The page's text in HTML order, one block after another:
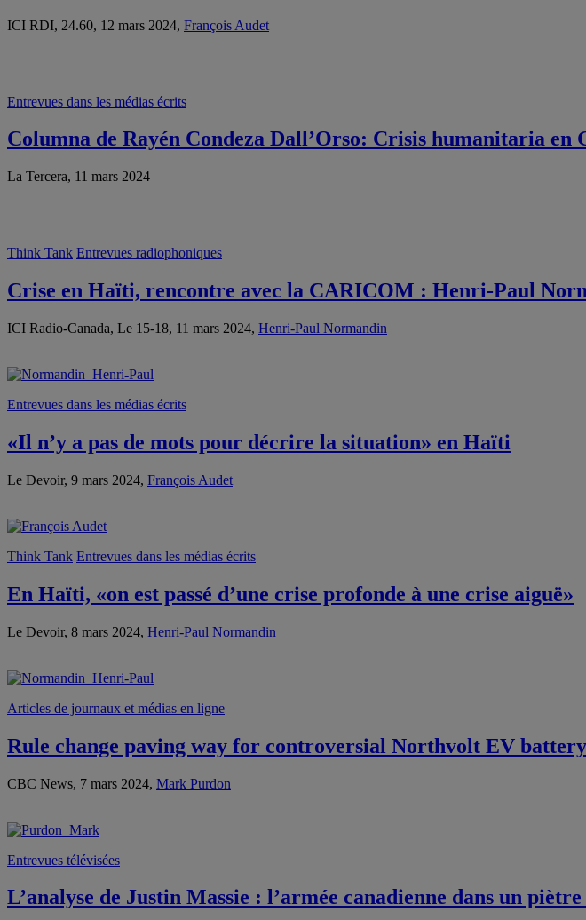
ICI RDI, 24.60, 12 mars 2024, François Audet
Entrevues dans les médias écrits
Columna de Rayén Condeza Dall’Orso: Crisis humanitaria en
La Tercera, 11 mars 2024
Think Tank Entrevues radiophoniques
Crise en Haïti, rencontre avec la CARICOM : Henri-Paul
ICI Radio-Canada, Le 15-18, 11 mars 2024, Henri-Paul Normandin
Entrevues dans les médias écrits
«Il n’y a pas de mots pour décrire la situation» en Haïti
Le Devoir, 9 mars 2024, François Audet
Think Tank Entrevues dans les médias écrits
En Haïti, «on est passé d’une crise profonde à une crise aiguë»
Le Devoir, 8 mars 2024, Henri-Paul Normandin
Articles de journaux et médias en ligne
Rule change paving way for controversial Northvolt EV
CBC News, 7 mars 2024, Mark Purdon
Entrevues télévisées
L’analyse de Justin Massie : l’armée canadienne dans un